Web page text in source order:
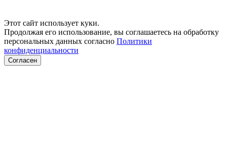
Этот сайт использует куки.
Продолжая его использование, вы соглашаетесь на обработку
персональных данных согласно Политики
конфиденциальности
Согласен